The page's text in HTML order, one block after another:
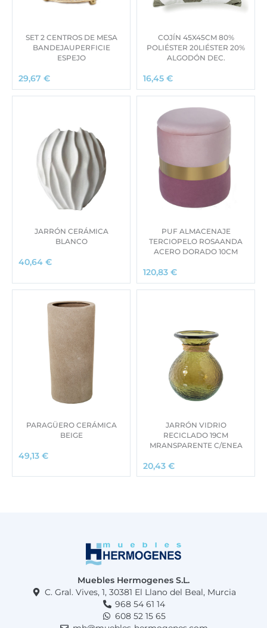
SET 2 CENTROS DE MESA
BANDEJAUPERFICIE
ESPEJO
29,67 €
COJÍN 45X45CM 80%
POLIÉSTER 20LIÉSTER 20%
ALGODÓN DEC.
16,45 €
JARRÓN CERÁMICA
BLANCO
40,64 €
PUF ALMACENAJE
TERCIOPELO ROSAANDA
ACERO DORADO 10CM
120,83 €
PARAGÜERO CERÁMICA
BEIGE
49,13 €
JARRÓN VIDRIO
RECICLADO 19CM
MRANSPARENTE C/ENEA
20,43 €
Muebles Hermogenes S.L.
C. Gral. Vives, 1, 30381 El Llano del Beal, Murcia
968 54 61 14
608 52 15 65